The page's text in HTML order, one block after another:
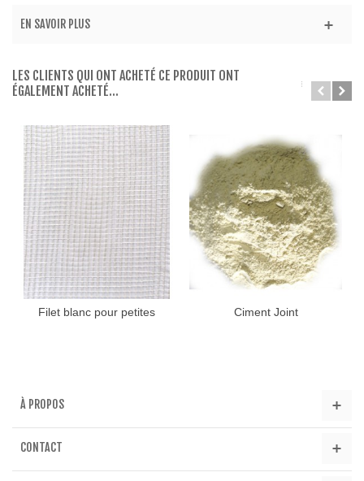
EN SAVOIR PLUS
LES CLIENTS QUI ONT ACHETÉ CE PRODUIT ONT
ÉGALEMENT ACHETÉ...
Filet blanc pour petites
Ciment Joint
À PROPOS
CONTACT